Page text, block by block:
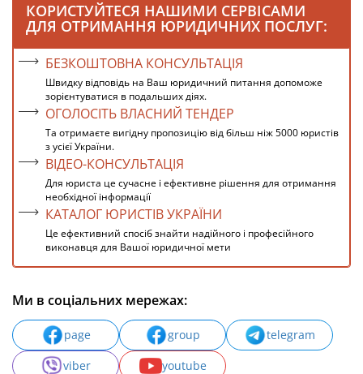
КОРИСТУЙТЕСЯ НАШИМИ СЕРВІСАМИ
ДЛЯ ОТРИМАННЯ ЮРИДИЧНИХ ПОСЛУГ:
БЕЗКОШТОВНА КОНСУЛЬТАЦІЯ
Швидку відповідь на Ваш юридичний питання допоможе
зорієнтуватися в подальших діях.
ОГОЛОСІТЬ ВЛАСНИЙ ТЕНДЕР
Та отримаєте вигідну пропозицію від більш ніж 5000 юристів
з усієї України.
ВІДЕО-КОНСУЛЬТАЦІЯ
Для юриста це сучасне і ефективне рішення для отримання
необхідної інформації
КАТАЛОГ ЮРИСТІВ УКРАЇНИ
Це ефективний спосіб знайти надійного і професійного
виконавця для Вашої юридичної мети
Ми в соціальних мережах:
page group
telegram
viber
youtube